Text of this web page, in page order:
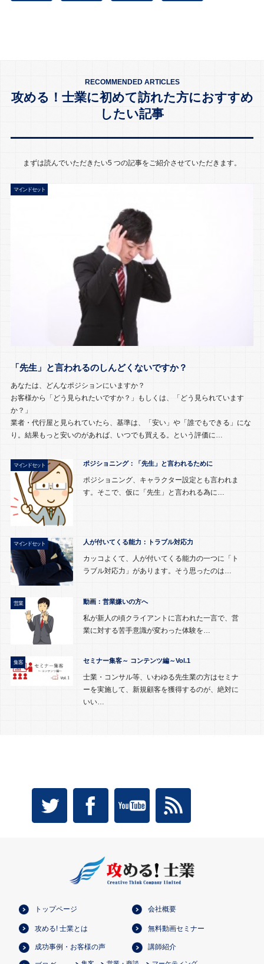
RECOMMENDED ARTICLES
攻める！士業に初めて訪れた方におすすめ
したい記事
まずは読んでいただきたい5 つの記事をご紹介させていただきます。
マインドセット
「先生」と言われるのしんどくないですか？
あなたは、どんなポジションにいますか？
お客様から「どう見られたいですか？」もしくは、「どう見られています
か？」
業者・代行屋と見られていたら、基準は、「安い」や「誰でもできる」にな
り。結果もっと安いのがあれば、いつでも買える。という評価に…
マインドセット ポジショニング：「先生」と言われるために
ポジショニング、キャラクター設定とも言われま
す。そこで、仮に「先生」と言われる為に…
マインドセット 人が付いてくる能力：トラブル対応力
カッコよくて、人が付いてくる能力の一つに「ト
ラブル対応力」があります。そう思ったのは…
営業 動画：営業嫌いの方へ
私が新人の頃クライアントに言われた一言で、営
業に対する苦手意識が変わった体験を…
集客 セミナー集客～ コンテンツ編～Vol.1
士業・コンサル等、いわゆる先生業の方はセミナ
ーを実施して、新規顧客を獲得するのが、絶対に
いい…
トップページ 会社概要
攻める! 士業とは 無料動画セミナー
成功事例・お客様の声 講師紹介